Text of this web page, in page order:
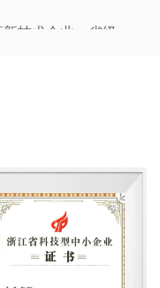
技术企业、省级
符合欧盟
电器领域的主导供